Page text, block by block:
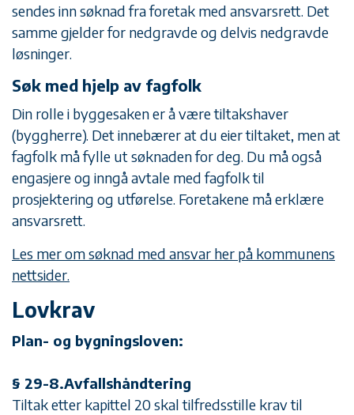
sendes inn søknad fra foretak med ansvarsrett. Det
samme gjelder for nedgravde og delvis nedgravde
løsninger.
Søk med hjelp av fagfolk
Din rolle i byggesaken er å være tiltakshaver
(byggherre). Det innebærer at du eier tiltaket, men at
fagfolk må fylle ut søknaden for deg. Du må også
engasjere og inngå avtale med fagfolk til
prosjektering og utførelse. Foretakene må erklære
ansvarsrett.
Les mer om søknad med ansvar her på kommunens
nettsider.
Lovkrav
Plan- og bygningsloven:
§ 29-8.Avfallshåndtering
Tiltak etter kapittel 20 skal tilfredsstille krav til